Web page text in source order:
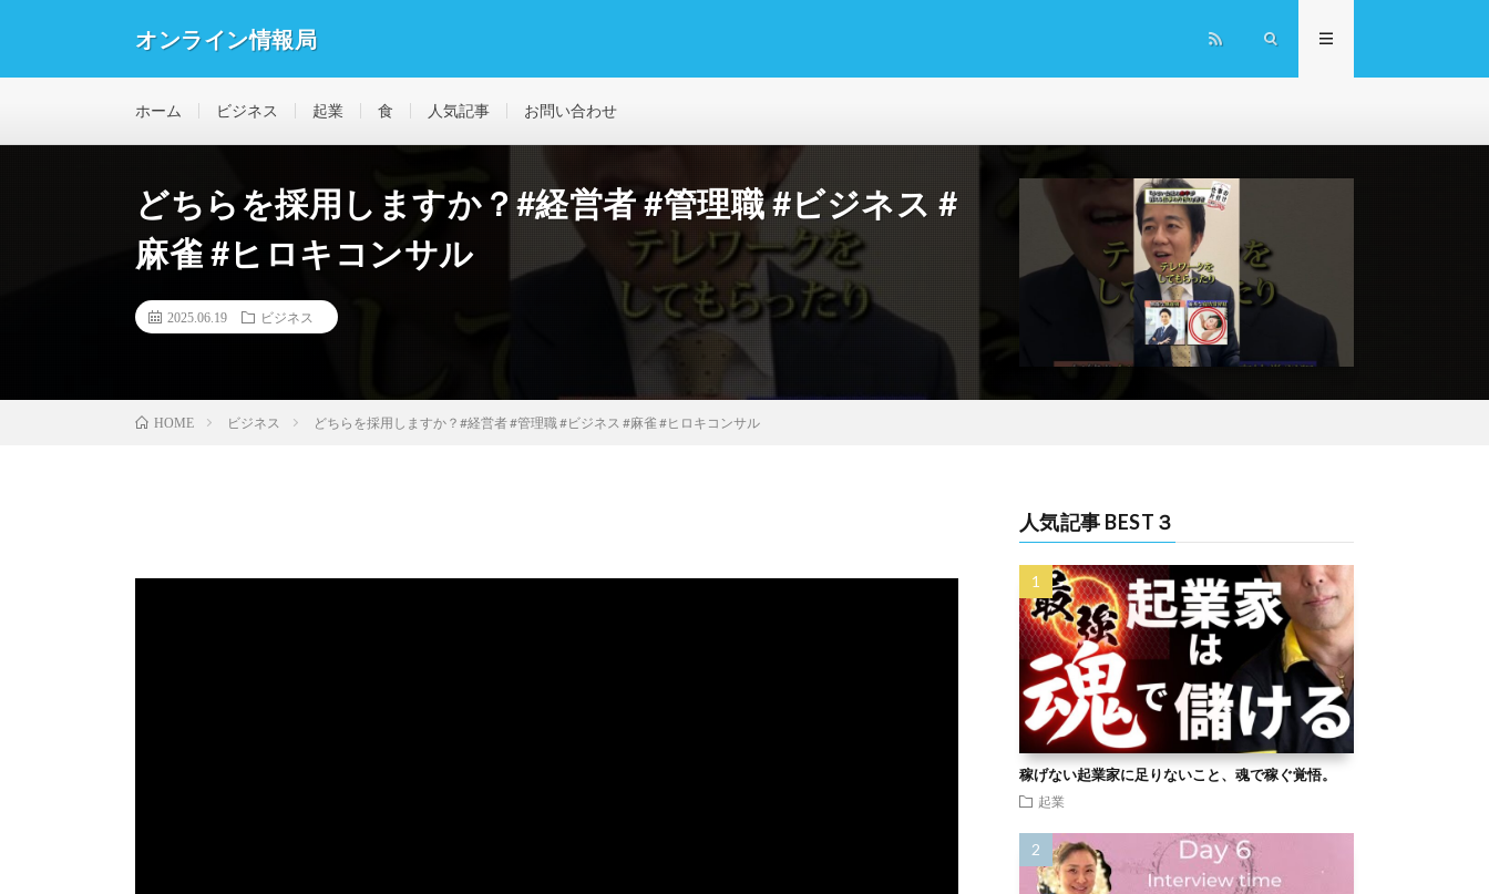
オンライン情報局
ホーム ビジネス 起業 食 人気記事 お問い合わせ
どちらを採用しますか？#経営者 #管理職 #ビジネス #
麻雀 #ヒロキコンサル
2025.06.19 ビジネス
HOME ビジネス どちらを採用しますか？#経営者 #管理職 #ビジネス #麻雀 #ヒロキコンサル
人気記事 BEST３
稼げない起業家に足りないこと、魂で稼ぐ覚悟。
起業